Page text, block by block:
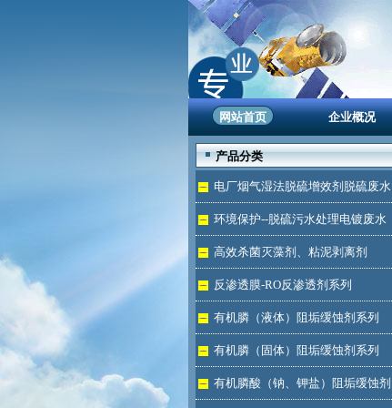
网站首页 企业概况
产品分类
电厂烟气湿法脱硫增效剂脱硫废水
处理环境保护--脱硫污水处理电镀废水
达标高效杀菌灭藻剂、粘泥剥离剂
反渗透膜-RO反渗透剂系列
有机膦（液体）阻垢缓蚀剂系列
有机膦（固体）阻垢缓蚀剂系列
有机膦酸（钠、钾盐）阻垢缓蚀剂